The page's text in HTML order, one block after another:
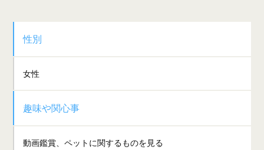
性別
女性
趣味や関心事
動画鑑賞、ペットに関するものを見る